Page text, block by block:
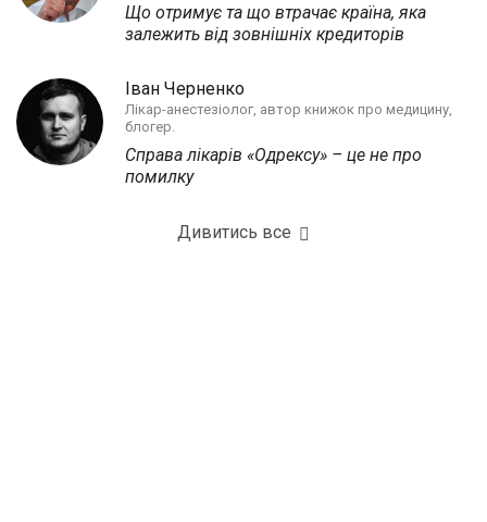
Що отримує та що втрачає країна, яка
залежить від зовнішніх кредиторів
Іван Черненко
Лікар-анестезіолог, автор книжок про медицину,
блогер.
Справа лікарів «Одрексу» – це не про
помилку
Дивитись все